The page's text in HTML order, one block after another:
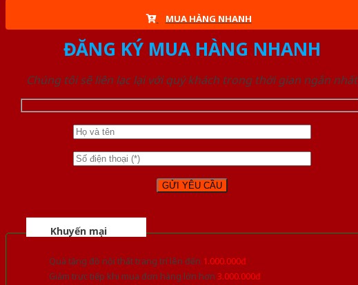
MUA HÀNG NHANH
ĐĂNG KÝ MUA HÀNG NHANH
Chúng tôi sẽ liên lạc lại với quý khách trong thời gian ngắn nhất
Khuyến mại
Quà tặng đồ nội thất trang trí lên đến 1.000.000đ
Giảm trực tiếp khi mua đơn hàng lớn hơn 3.000.000đ